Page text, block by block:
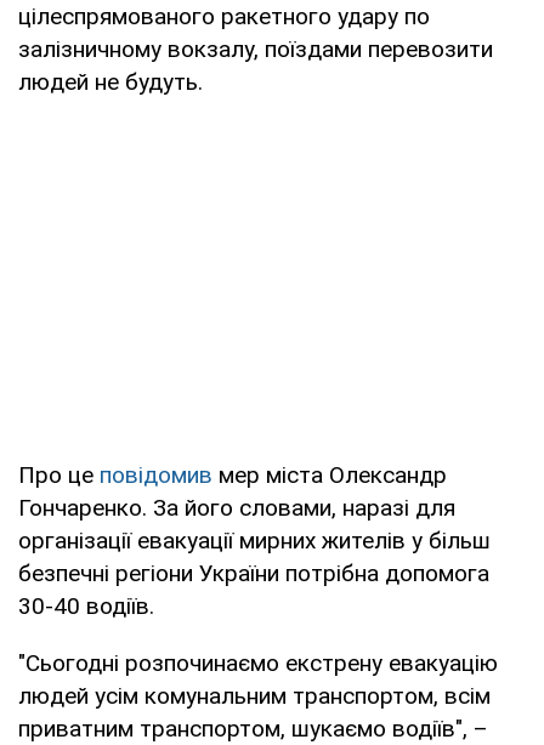
цілеспрямованого ракетного удару по
залізничному вокзалу, поїздами перевозити
людей не будуть.
Про це повідомив мер міста Олександр
Гончаренко. За його словами, наразі для
організації евакуації мирних жителів у більш
безпечні регіони України потрібна допомога
30-40 водіїв.
"Сьогодні розпочинаємо екстрену евакуацію
людей усім комунальним транспортом, всім
приватним транспортом, шукаємо водіїв", –